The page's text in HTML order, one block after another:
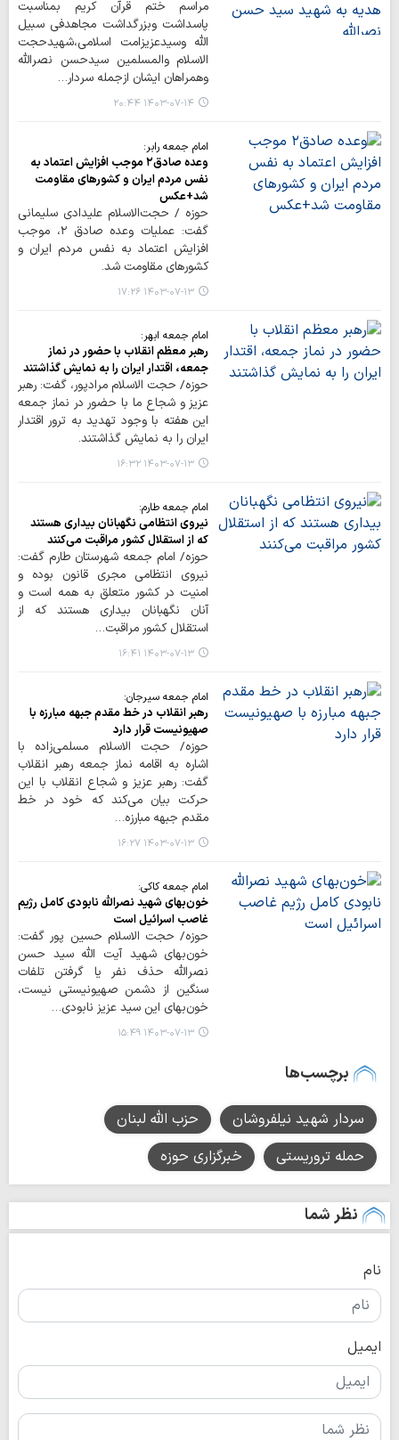
مراسم ختم قرآن کریم بمناسبت
پاسداشت وبزرگداشت مجاهدفی سبیل
الله وسیدعزیزامت اسلامی،شهیدحجت
الاسلام والمسلمین سیدحسن نصرالله
وهمراهان ایشان ازجمله سردار…
۱۴۰۳-۰۷-۱۴ ۲۰:۴۴
امام جمعه رابر:
وعده صادق۲ موجب افزایش اعتماد به
نفس مردم ایران و کشورهای مقاومت
شد+عکس
حوزه / حجت‌الاسلام علیدادی سلیمانی
گفت: عملیات وعده صادق ۲، موجب
افزایش اعتماد به نفس مردم ایران و
کشورهای مقاومت شد.
۱۴۰۳-۰۷-۱۳ ۱۷:۲۶
امام جمعه ابهر:
رهبر معظم انقلاب با حضور در نماز
جمعه، اقتدار ایران را به نمایش گذاشتند
حوزه/ حجت الاسلام مرادپور، گفت: رهبر
عزیز و شجاع ما با حضور در نماز جمعه
این هفته با وجود تهدید به ترور اقتدار
ایران را به نمایش گذاشتند.
۱۴۰۳-۰۷-۱۳ ۱۶:۳۲
امام جمعه طارم:
نیروی انتظامی نگهبانان بیداری هستند
که از استقلال کشور مراقبت می‌کنند
حوزه/ امام جمعه شهرستان طارم گفت:
نیروی انتظامی مجری قانون بوده و
امنیت در کشور متعلق به همه است و
آنان نگهبانان بیداری هستند که از
استقلال کشور مراقبت…
۱۴۰۳-۰۷-۱۳ ۱۶:۴۱
امام جمعه سیرجان:
رهبر انقلاب در خط مقدم جبهه مبارزه با
صهیونیست قرار دارد
حوزه/ حجت الاسلام مسلمی‌زاده با
اشاره به اقامه نماز جمعه رهبر انقلاب
گفت: رهبر عزیز و شجاع انقلاب با این
حرکت بیان می‌کند که خود در خط
مقدم جبهه مبارزه…
۱۴۰۳-۰۷-۱۳ ۱۶:۲۷
امام جمعه کاکی:
خون‌بهای شهید نصرالله نابودی کامل رژیم
غاصب اسرائیل است
حوزه/ حجت الاسلام حسین پور گفت:
خون‌بهای شهید آیت الله سید حسن
نصرالله حذف نفر یا گرفتن تلفات
سنگین از دشمن صهیونیستی نیست،
خون‌بهای این سید عزیز نابودی…
۱۴۰۳-۰۷-۱۳ ۱۵:۴۹
برچسب‌ها
سردار شهید نیلفروشان
حزب الله لبنان
حمله تروریستی
خبرگزاری حوزه
نظر شما
نام
ایمیل